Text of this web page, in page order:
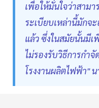
เพื่อให้มั่นใจว่าสาม
ระเบียบเหล่านี้มักจ
แล้ว ซึ่งในสมัยนั้นมีเ
ไม่รองรับวิธีการกำจั
โรงงานผลิตไฟฟ้า"